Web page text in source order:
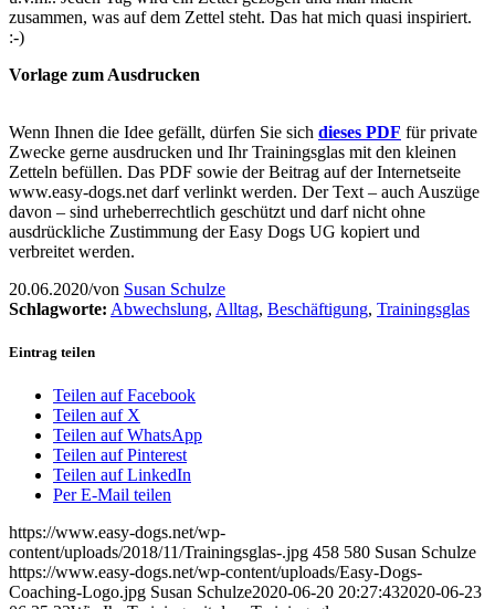
zusammen, was auf dem Zettel steht. Das hat mich quasi inspiriert.
:-)
Vorlage zum Ausdrucken
Wenn Ihnen die Idee gefällt, dürfen Sie sich dieses PDF für private
Zwecke gerne ausdrucken und Ihr Trainingsglas mit den kleinen
Zetteln befüllen. Das PDF sowie der Beitrag auf der Internetseite
www.easy-dogs.net darf verlinkt werden. Der Text – auch Auszüge
davon – sind urheberrechtlich geschützt und darf nicht ohne
ausdrückliche Zustimmung der Easy Dogs UG kopiert und
verbreitet werden.
20.06.2020/von Susan Schulze
Schlagworte: Abwechslung, Alltag, Beschäftigung, Trainingsglas
Eintrag teilen
Teilen auf Facebook
Teilen auf X
Teilen auf WhatsApp
Teilen auf Pinterest
Teilen auf LinkedIn
Per E-Mail teilen
https://www.easy-dogs.net/wp-
content/uploads/2018/11/Trainingsglas-.jpg 458 580 Susan Schulze
https://www.easy-dogs.net/wp-content/uploads/Easy-Dogs-
Coaching-Logo.jpg Susan Schulze2020-06-20 20:27:432020-06-23